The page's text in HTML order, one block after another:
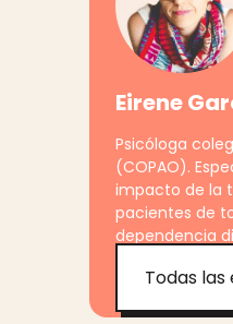
Eirene
Psicóloga
(COPAO).
impacto de la
pacientes de
dependencia
Todas